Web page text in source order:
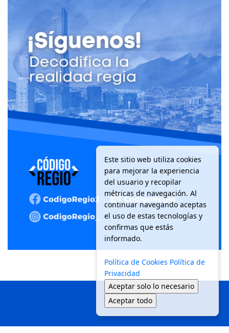
Este sitio web utiliza cookies
para mejorar la experiencia
del usuario y recopilar
métricas de navegación. Al
continuar navegando aceptas
el uso de estas tecnologías y
confirmas que estás
informado.
Política de Cookies Política de
Privacidad
Aceptar solo lo necesario
Aceptar todo